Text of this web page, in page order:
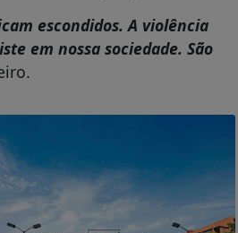
escondidos. A violência
em nossa sociedade. São